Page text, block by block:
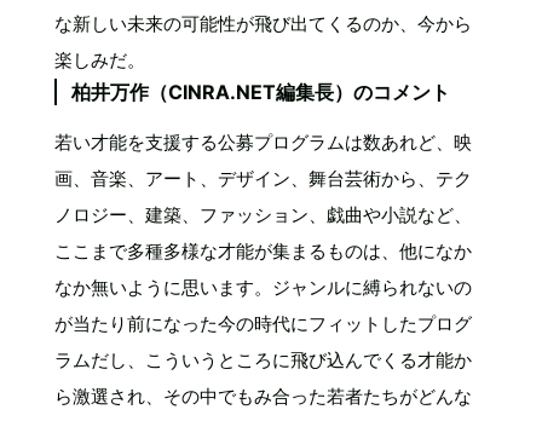
な新しい未来の可能性が飛び出てくるのか、今から
楽しみだ。
柏井万作（CINRA.NET編集長）のコメント
若い才能を支援する公募プログラムは数あれど、映
画、音楽、アート、デザイン、舞台芸術から、テク
ノロジー、建築、ファッション、戯曲や小説など、
ここまで多種多様な才能が集まるものは、他になか
なか無いように思います。ジャンルに縛られないの
が当たり前になった今の時代にフィットしたプログ
ラムだし、こういうところに飛び込んでくる才能か
ら激選され、その中でもみ合った若者たちがどんな